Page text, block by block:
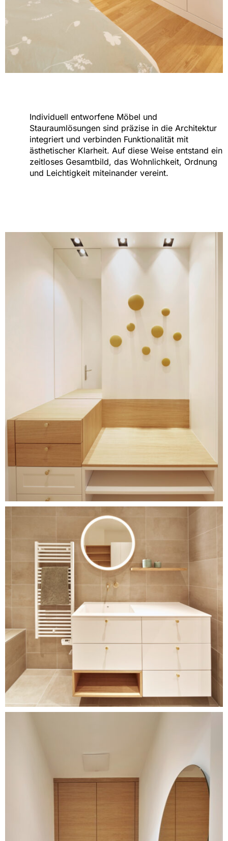
Individuell entworfene Möbel und
Stauraumlösungen sind präzise in die Architektur
integriert und verbinden Funktionalität mit
ästhetischer Klarheit. Auf diese Weise entstand ein
zeitloses Gesamtbild, das Wohnlichkeit, Ordnung
und Leichtigkeit miteinander vereint.